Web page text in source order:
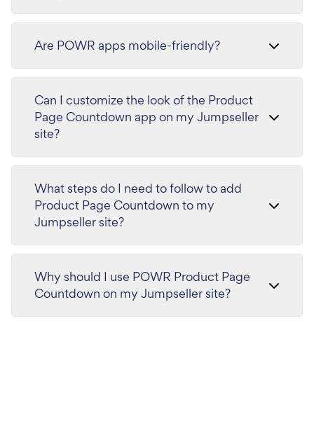
Are POWR apps mobile-friendly?
Can I customize the look of the Product
Page Countdown app on my Jumpseller
site?
What steps do I need to follow to add
Product Page Countdown to my
Jumpseller site?
Why should I use POWR Product Page
Countdown on my Jumpseller site?